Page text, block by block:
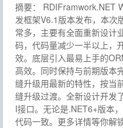
摘要： RDIFramwork.NET
发框架V6.1版本发布，本次
常多，主要有全面重新设计
码，代码量减少一半以上，
效。底层引入最易上手的
高效。同时保持与前期版本
缝升级用最新的特性，按当
缝升级过渡。全新设计开发
I接口。无论是.NET6+版本
代码一致。更多详情等你解